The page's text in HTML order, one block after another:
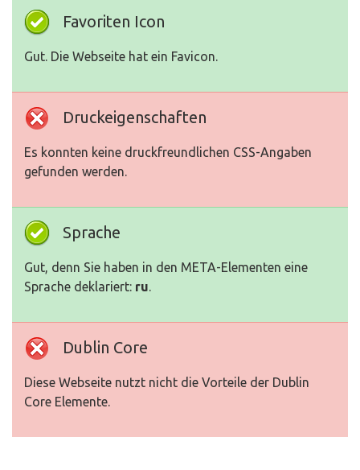
Favoriten Icon
Gut. Die Webseite hat ein Favicon.
Druckeigenschaften
Es konnten keine druckfreundlichen CSS-Angaben
gefunden werden.
Sprache
Gut, denn Sie haben in den META-Elementen eine
Sprache deklariert: ru.
Dublin Core
Diese Webseite nutzt nicht die Vorteile der Dublin
Core Elemente.